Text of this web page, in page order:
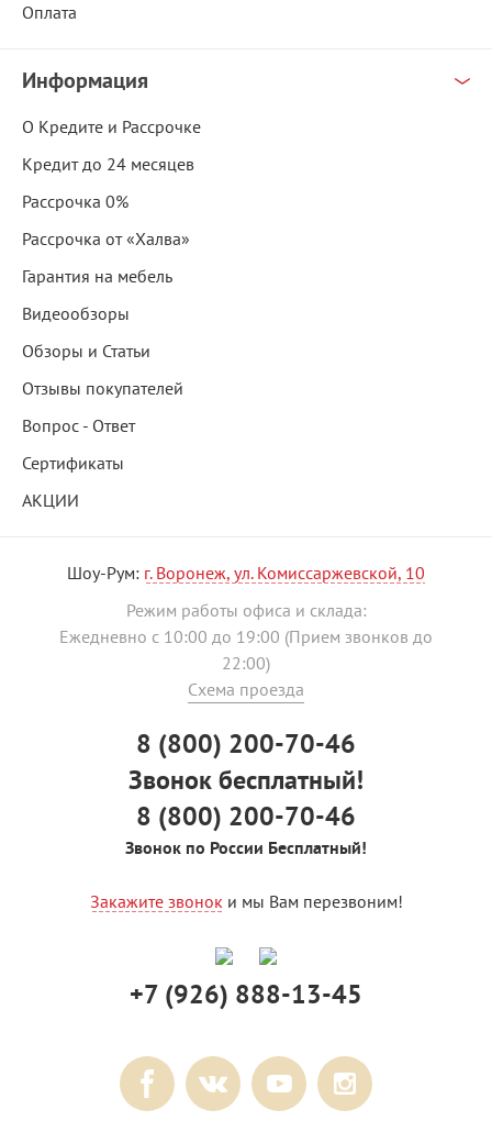
Оплата
Информация
О Кредите и Рассрочке
Кредит до 24 месяцев
Рассрочка 0%
Рассрочка от «Халва»
Гарантия на мебель
Видеообзоры
Обзоры и Статьи
Отзывы покупателей
Вопрос - Ответ
Сертификаты
АКЦИИ
Шоу-Рум: г. Воронеж, ул. Комиссаржевской, 10
Режим работы офиса и склада:
Ежедневно с 10:00 до 19:00 (Прием звонков до
22:00)
Схема проезда
8 (800) 200-70-46
Звонок бесплатный!
8 (800) 200-70-46
Звонок по России Бесплатный!
Закажите звоноки мы Вам перезвоним!
+7 (926) 888-13-45